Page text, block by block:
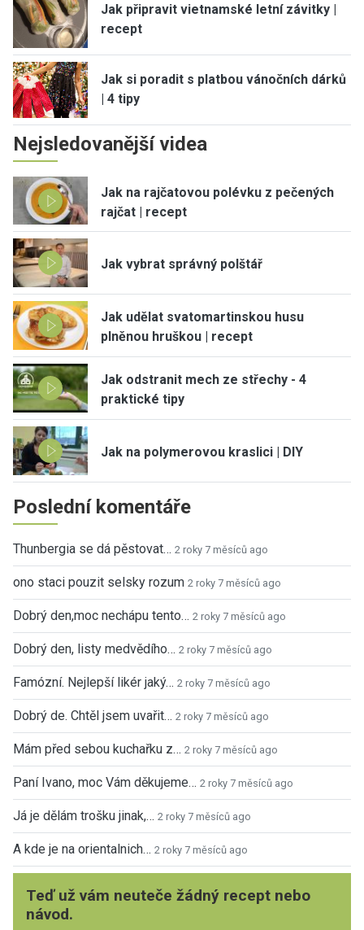
Jak připravit vietnamské letní závitky |
recept
Jak si poradit s platbou vánočních dárků
| 4 tipy
Nejsledovanější videa
Jak na rajčatovou polévku z pečených
rajčat | recept
Jak vybrat správný polštář
Jak udělat svatomartinskou husu
plněnou hruškou | recept
Jak odstranit mech ze střechy - 4
praktické tipy
Jak na polymerovou kraslici | DIY
Poslední komentáře
Thunbergia se dá pěstovat… 2 roky 7 měsíců ago
ono staci pouzit selsky rozum 2 roky 7 měsíců ago
Dobrý den,moc nechápu tento… 2 roky 7 měsíců ago
Dobrý den, listy medvědího… 2 roky 7 měsíců ago
Famózní. Nejlepší likér jaký… 2 roky 7 měsíců ago
Dobrý de. Chtěl jsem uvařit… 2 roky 7 měsíců ago
Mám před sebou kuchařku z… 2 roky 7 měsíců ago
Paní Ivano, moc Vám děkujeme… 2 roky 7 měsíců ago
Já je dělám trošku jinak,… 2 roky 7 měsíců ago
A kde je na orientalnich… 2 roky 7 měsíců ago
Teď už vám neuteče žádný recept nebo
návod.